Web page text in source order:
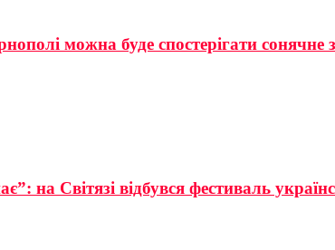
можна буде спостерігати сонячне
на Світязі відбувся фестиваль